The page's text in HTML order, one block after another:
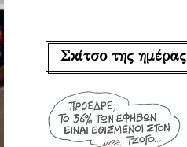
Σκίτσο της ημέρας